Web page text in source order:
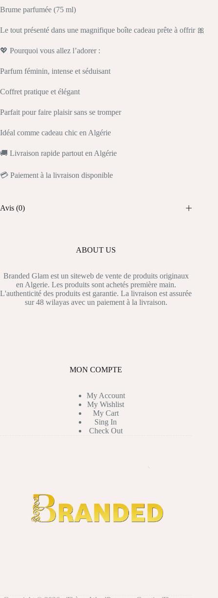
Brume parfumée (75 ml)
Le tout présenté dans une magnifique boîte cadeau prête à offrir 🎀
💖 Pourquoi vous allez l’adorer :
Parfum féminin, intense et séduisant
Coffret pratique et élégant
Parfait pour faire plaisir sans se tromper
Idéal comme cadeau chic en Algérie
🚚 Livraison rapide partout en Algérie
💳 Paiement à la livraison disponible
Avis (0)
ABOUT US
Branded Glam est un siteweb de vente de produits originaux
en Algerie. Les produits sont achetés première main.
L'authenticité des produits est garantie. La livraison est assurée
sur 48 wilayas avec un paiement à la livraison.
MON COMPTE
My Account
My Wishlist
My Cart
Sing In
Check Out